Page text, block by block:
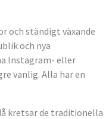
och ständigt växande
och nya
Instagram- eller
vanlig. Alla har en
kretsar de traditionella